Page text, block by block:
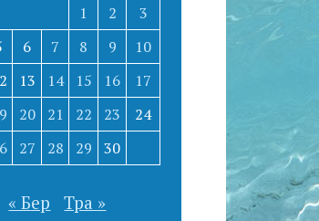
1
2
3
6 7 8 9
10
13 14 15 16
17
20 21 22 23
24
27 28 29 30
« Бер Тра »